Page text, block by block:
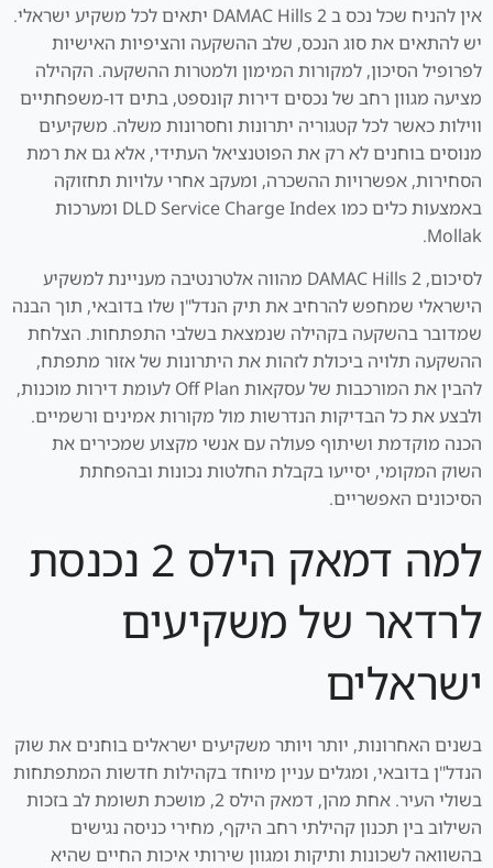
אין להניח שכל נכס ב DAMAC Hills 2 יתאים לכל משקיע ישראלי.
יש להתאים את סוג הנכס, שלב ההשקעה והציפיות האישיות
לפרופיל הסיכון, למקורות המימון ולמטרות ההשקעה. הקהילה
מציעה מגוון רחב של נכסים דירות קונספט, בתים דו-משפחתיים
ווילות כאשר לכל קטגוריה יתרונות וחסרונות משלה. משקיעים
מנוסים בוחנים לא רק את הפוטנציאל העתידי, אלא גם את רמת
הסחירות, אפשרויות ההשכרה, ומעקב אחרי עלויות תחזוקה
באמצעות כלים כמו DLD Service Charge Index ומערכות
Mollak.
לסיכום, DAMAC Hills 2 מהווה אלטרנטיבה מעניינת למשקיע
הישראלי שמחפש להרחיב את תיק הנדל"ן שלו בדובאי, תוך הבנה
שמדובר בהשקעה בקהילה שנמצאת בשלבי התפתחות. הצלחת
ההשקעה תלויה ביכולת לזהות את היתרונות של אזור מתפתח,
להבין את המורכבות של עסקאות Off Plan לעומת דירות מוכנות,
ולבצע את כל הבדיקות הנדרשות מול מקורות אמינים ורשמיים.
הכנה מוקדמת ושיתוף פעולה עם אנשי מקצוע שמכירים את
השוק המקומי, יסייעו בקבלת החלטות נכונות ובהפחתת
הסיכונים האפשריים.
למה דמאק הילס 2 נכנסת
לרדאר של משקיעים
ישראלים
בשנים האחרונות, יותר ויותר משקיעים ישראלים בוחנים את שוק
הנדל"ן בדובאי, ומגלים עניין מיוחד בקהילות חדשות המתפתחות
בשולי העיר. אחת מהן, דמאק הילס 2, מושכת תשומת לב בזכות
השילוב בין תכנון קהילתי רחב היקף, מחירי כניסה נגישים
בהשוואה לשכונות ותיקות ומגוון שירותי איכות החיים שהיא